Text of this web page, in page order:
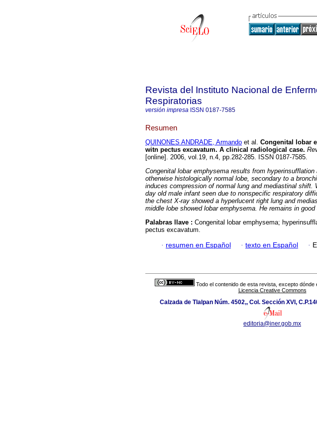
Revista del Instituto Nacional de
Respiratorias
versión impresa ISSN 0187-7585
Resumen
QUINONES ANDRADE, Armando et al. Congenital lobar
witn pectus excavatum. A clinical radiological case.
[online]. 2006, vol.19, n.4, pp.282-285. ISSN 0187-7585.
Congenital lobar emphysema results from hyperinsufflation
otherwise histologically normal lobe, secondary to a
induces compression of normal lung and mediastinal shift.
day old male infant seen due to nonspecific respiratory
the chest X-ray showed a hyperlucent right lung and
middle lobe showed lobar emphysema. He remains in
Palabras llave : Congenital lobar emphysema;
pectus excavatum.
· resumen en Español · texto en Español ·
Todo el contenido de esta revista, excepto dónde
Licencia Creative Commons
Calzada de Tlalpan Núm. 4502,, Col. Sección XVI,
editoria@iner.gob.mx